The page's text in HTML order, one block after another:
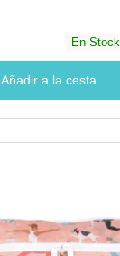
En Stock
Añadir a la cesta